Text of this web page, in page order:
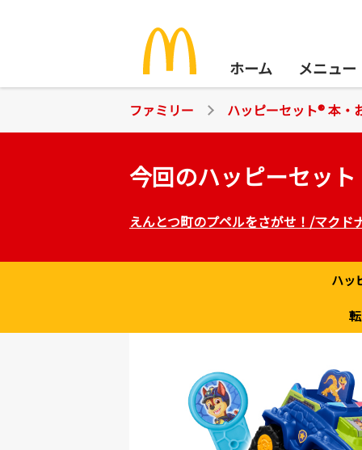
ホーム メニュー
ファミリー ハッピーセット® 本・
ファミリー
ハッピーセット® 本・おも
バースデーパーティー
今回のハッピーセット
えんとつ町のプペルをさがせ！/マク
ハッ